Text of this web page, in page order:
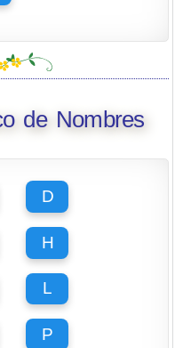
de Nombres
D
H
L
P